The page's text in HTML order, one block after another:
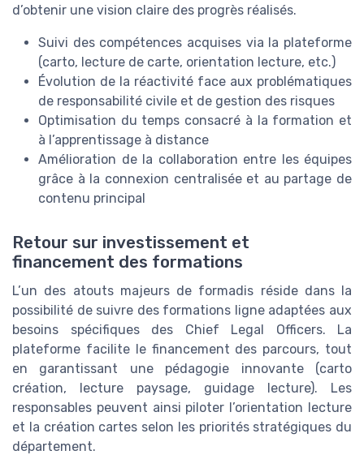
d’obtenir une vision claire des progrès réalisés.
Suivi des compétences acquises via la plateforme
(carto, lecture de carte, orientation lecture, etc.)
Évolution de la réactivité face aux problématiques
de responsabilité civile et de gestion des risques
Optimisation du temps consacré à la formation et
à l’apprentissage à distance
Amélioration de la collaboration entre les équipes
grâce à la connexion centralisée et au partage de
contenu principal
Retour sur investissement et
financement des formations
L’un des atouts majeurs de formadis réside dans la
possibilité de suivre des formations ligne adaptées aux
besoins spécifiques des Chief Legal Officers. La
plateforme facilite le financement des parcours, tout
en garantissant une pédagogie innovante (carto
création, lecture paysage, guidage lecture). Les
responsables peuvent ainsi piloter l’orientation lecture
et la création cartes selon les priorités stratégiques du
département.